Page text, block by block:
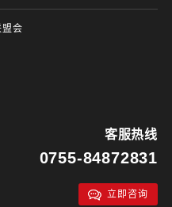
客服热线
0755-84872831
立即咨询
盟会